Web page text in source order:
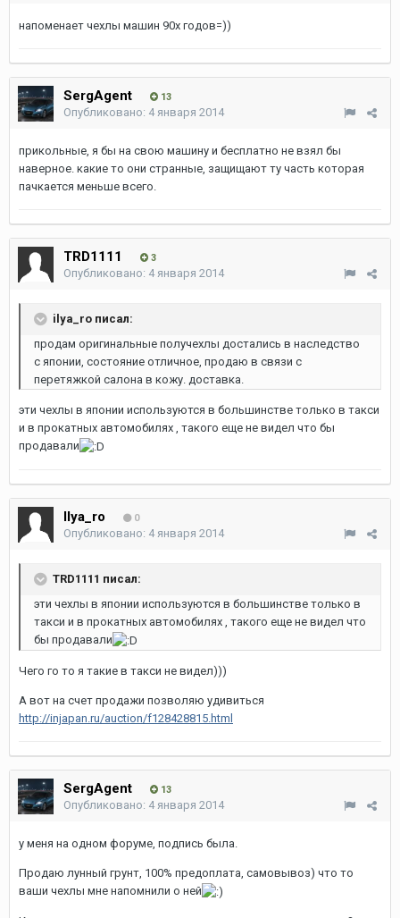
напоменает чехлы машин 90х годов=))
SergAgent 13
Опубликовано: 4 января 2014
прикольные, я бы на свою машину и бесплатно не взял бы
наверное. какие то они странные, защищают ту часть которая
пачкается меньше всего.
TRD1111 3
Опубликовано: 4 января 2014
ilya_ro писал:
продам оригинальные получехлы достались в наследство
с японии, состояние отличное, продаю в связи с
перетяжкой салона в кожу. доставка.
эти чехлы в японии используются в большинстве только в такси
и в прокатных автомобилях , такого еще не видел что бы
продавали
Ilya_ro 0
Опубликовано: 4 января 2014
TRD1111 писал:
эти чехлы в японии используются в большинстве только в
такси и в прокатных автомобилях , такого еще не видел что
бы продавали
Чего го то я такие в такси не видел)))
А вот на счет продажи позволяю удивиться
http://injapan.ru/auction/f128428815.html
SergAgent 13
Опубликовано: 4 января 2014
у меня на одном форуме, подпись была.
Продаю лунный грунт, 100% предоплата, самовывоз) что то
ваши чехлы мне напомнили о ней